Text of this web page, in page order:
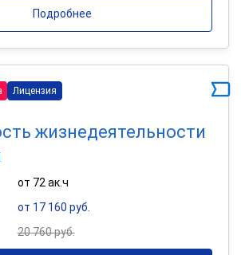
Подробнее
Лицензия
жизнедеятельности
от 72 ак.ч
от 17 160 руб.
20 760 руб.